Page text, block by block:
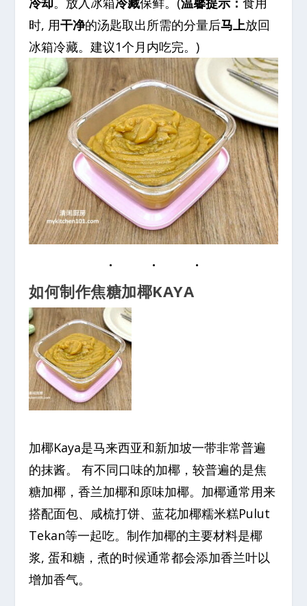
时, 用干净的汤匙取出所需的分量后马上放回
冰箱冷藏。建议1个月内吃完。)
如何制作焦糖加椰KAYA
加椰Kaya是马来西亚和新加坡一带非常普遍
的抹酱。 有不同口味的加椰，较普遍的是焦
糖加椰，香兰加椰和原味加椰。加椰通常用来
搭配面包、咸梳打饼、蓝花加椰糯米糕Pulut
Tekan等一起吃。制作加椰的主要材料是椰
浆, 蛋和糖，煮的时候通常都会添加香兰叶以
增加香气。